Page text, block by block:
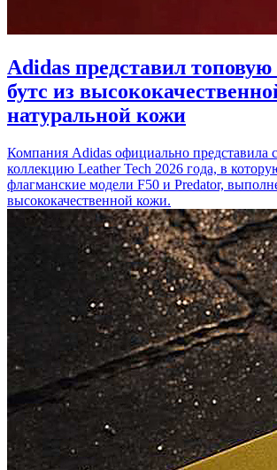
Adidas представил
бутс из
натуральной кожи
Компания Adidas официально представила
коллекцию Leather Tech 2026 года, в
флагманские модели F50 и Predator,
высококачественной кожи.